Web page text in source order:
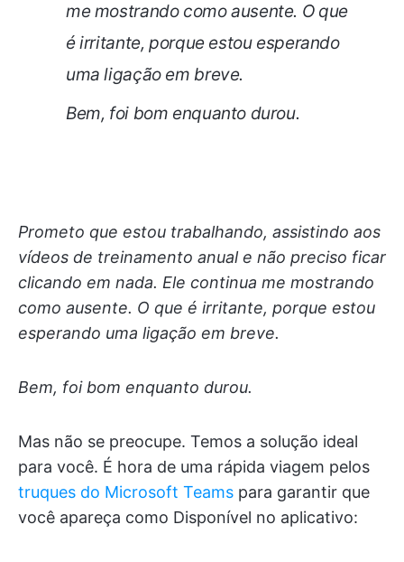
me mostrando como ausente. O que
é irritante, porque estou esperando
uma ligação em breve.
Bem, foi bom enquanto durou.
Prometo que estou trabalhando, assistindo aos
vídeos de treinamento anual e não preciso ficar
clicando em nada. Ele continua me mostrando
como ausente. O que é irritante, porque estou
esperando uma ligação em breve.
Bem, foi bom enquanto durou.
Mas não se preocupe. Temos a solução ideal
para você. É hora de uma rápida viagem pelos
truques do Microsoft Teams para garantir que
você apareça como Disponível no aplicativo: